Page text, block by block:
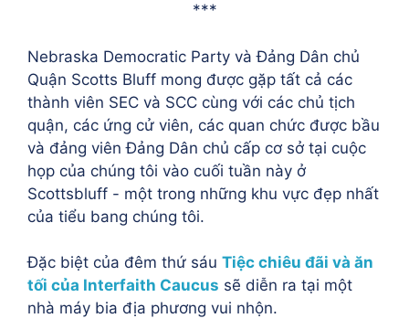
***
Nebraska Democratic Party và Đảng Dân chủ
Quận Scotts Bluff mong được gặp tất cả các
thành viên SEC và SCC cùng với các chủ tịch
quận, các ứng cử viên, các quan chức được bầu
và đảng viên Đảng Dân chủ cấp cơ sở tại cuộc
họp của chúng tôi vào cuối tuần này ở
Scottsbluff - một trong những khu vực đẹp nhất
của tiểu bang chúng tôi.
Đặc biệt của đêm thứ sáu Tiệc chiêu đãi và ăn
tối của Interfaith Caucus sẽ diễn ra tại một
nhà máy bia địa phương vui nhộn.